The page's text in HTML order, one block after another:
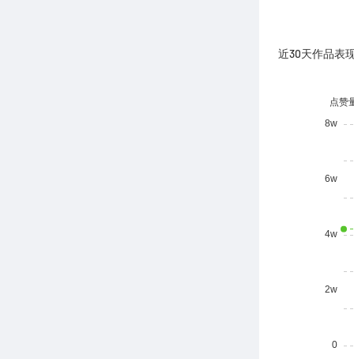
近30天作品表